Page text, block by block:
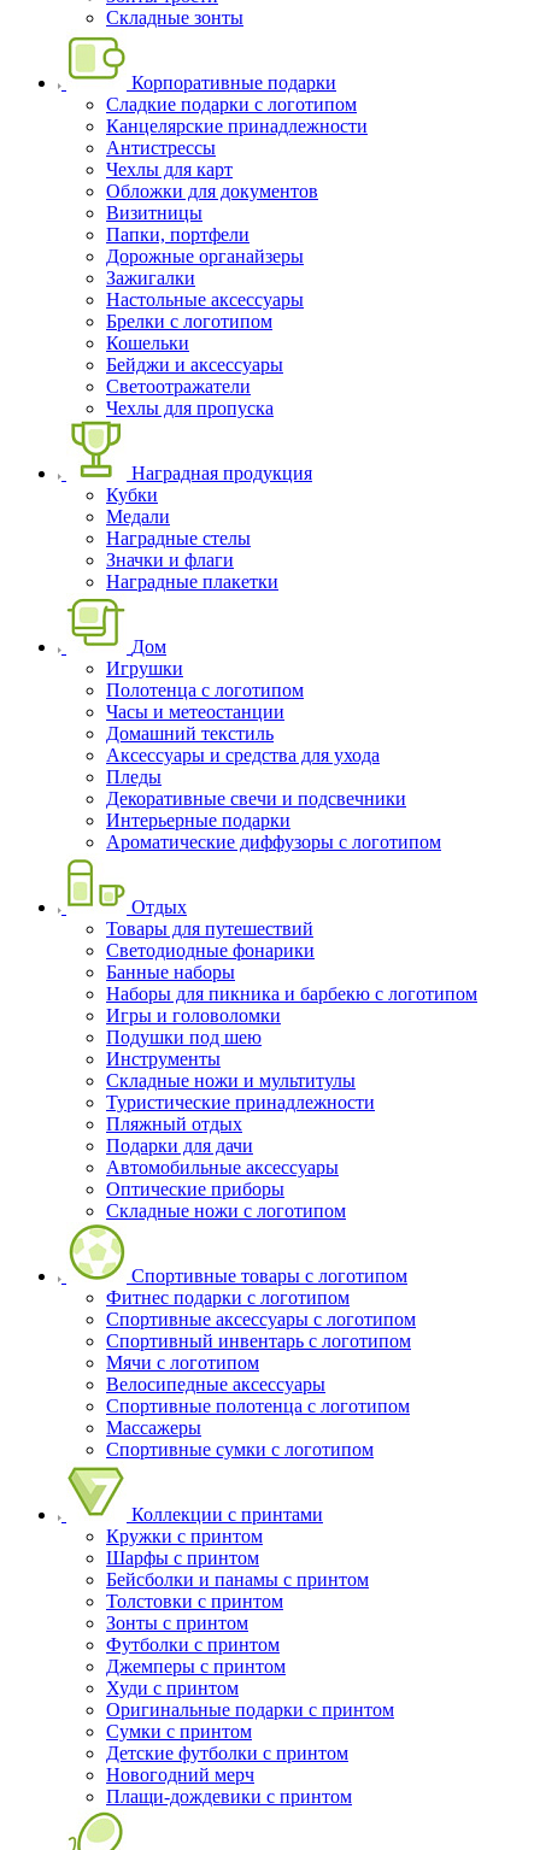
Складные зонты
Корпоративные подарки
Сладкие подарки с логотипом
Канцелярские принадлежности
Антистрессы
Чехлы для карт
Обложки для документов
Визитницы
Папки, портфели
Дорожные органайзеры
Зажигалки
Настольные аксессуары
Брелки с логотипом
Кошельки
Бейджи и аксессуары
Светоотражатели
Чехлы для пропуска
Наградная продукция
Кубки
Медали
Наградные стелы
Значки и флаги
Наградные плакетки
Дом
Игрушки
Полотенца с логотипом
Часы и метеостанции
Домашний текстиль
Аксессуары и средства для ухода
Пледы
Декоративные свечи и подсвечники
Интерьерные подарки
Ароматические диффузоры с логотипом
Отдых
Товары для путешествий
Светодиодные фонарики
Банные наборы
Наборы для пикника и барбекю с логотипом
Игры и головоломки
Подушки под шею
Инструменты
Складные ножи и мультитулы
Туристические принадлежности
Пляжный отдых
Подарки для дачи
Автомобильные аксессуары
Оптические приборы
Складные ножи с логотипом
Спортивные товары с логотипом
Фитнес подарки с логотипом
Спортивные аксессуары с логотипом
Спортивный инвентарь с логотипом
Мячи с логотипом
Велосипедные аксессуары
Спортивные полотенца с логотипом
Массажеры
Спортивные сумки с логотипом
Коллекции с принтами
Кружки с принтом
Шарфы с принтом
Бейсболки и панамы с принтом
Толстовки с принтом
Зонты с принтом
Футболки с принтом
Джемперы с принтом
Худи с принтом
Оригинальные подарки с принтом
Сумки с принтом
Детские футболки с принтом
Новогодний мерч
Плащи-дождевики с принтом